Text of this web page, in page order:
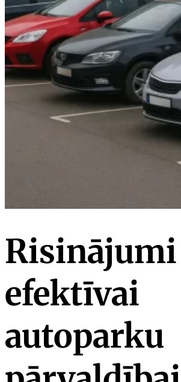
Risinājumi
efektīvai
autoparku